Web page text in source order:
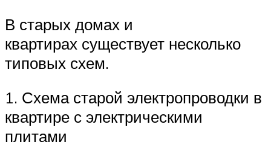
В старых домах и
квартирах существует несколько
типовых схем.
1. Схема старой электропроводки в
квартире с электрическими
плитами